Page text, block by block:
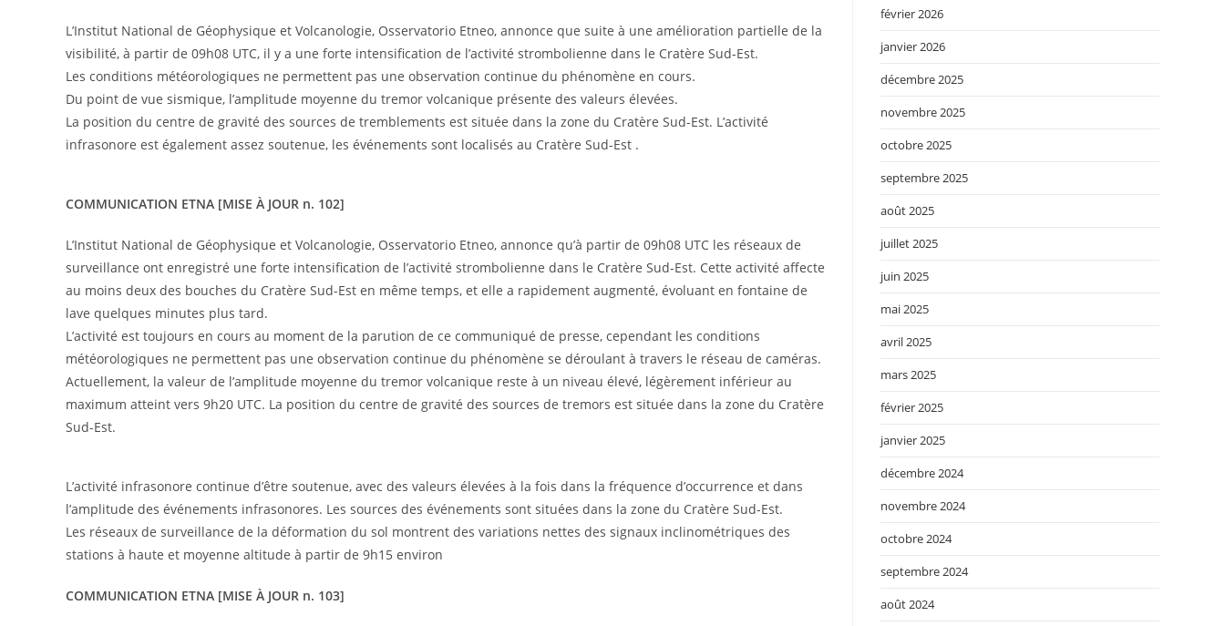
L’Institut National de Géophysique et Volcanologie, Osservatorio Etneo, annonce que suite à une amélioration partielle de la
visibilité, à partir de 09h08 UTC, il y a une forte intensification de l’activité strombolienne dans le Cratère Sud-Est.
Les conditions météorologiques ne permettent pas une observation continue du phénomène en cours.
Du point de vue sismique, l’amplitude moyenne du tremor volcanique présente des valeurs élevées.
La position du centre de gravité des sources de tremblements est située dans la zone du Cratère Sud-Est. L’activité
infrasonore est également assez soutenue, les événements sont localisés au Cratère Sud-Est .
COMMUNICATION ETNA [MISE À JOUR n. 102]
L’Institut National de Géophysique et Volcanologie, Osservatorio Etneo, annonce qu’à partir de 09h08 UTC les réseaux de
surveillance ont enregistré une forte intensification de l’activité strombolienne dans le Cratère Sud-Est. Cette activité affecte
au moins deux des bouches du Cratère Sud-Est en même temps, et elle a rapidement augmenté, évoluant en fontaine de
lave quelques minutes plus tard.
L’activité est toujours en cours au moment de la parution de ce communiqué de presse, cependant les conditions
météorologiques ne permettent pas une observation continue du phénomène se déroulant à travers le réseau de caméras.
Actuellement, la valeur de l’amplitude moyenne du tremor volcanique reste à un niveau élevé, légèrement inférieur au
maximum atteint vers 9h20 UTC. La position du centre de gravité des sources de tremors est située dans la zone du Cratère
Sud-Est.
L’activité infrasonore continue d’être soutenue, avec des valeurs élevées à la fois dans la fréquence d’occurrence et dans
l’amplitude des événements infrasonores. Les sources des événements sont situées dans la zone du Cratère Sud-Est.
Les réseaux de surveillance de la déformation du sol montrent des variations nettes des signaux inclinométriques des
stations à haute et moyenne altitude à partir de 9h15 environ
COMMUNICATION ETNA [MISE À JOUR n. 103]
février 2026
janvier 2026
décembre 2025
novembre 2025
octobre 2025
septembre 2025
août 2025
juillet 2025
juin 2025
mai 2025
avril 2025
mars 2025
février 2025
janvier 2025
décembre 2024
novembre 2024
octobre 2024
septembre 2024
août 2024